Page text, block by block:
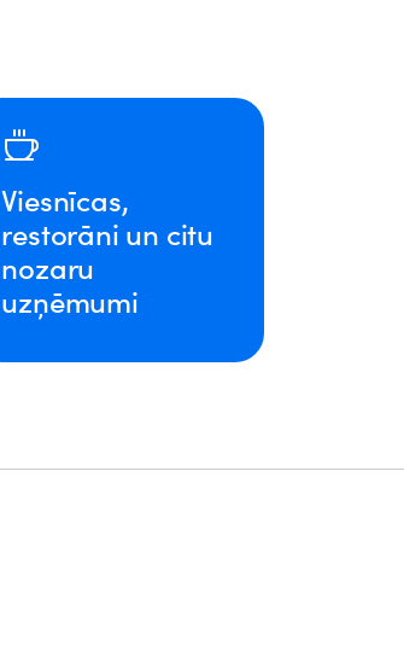
Viesnīcas,
restorāni un citu
nozaru
uzņēmumi